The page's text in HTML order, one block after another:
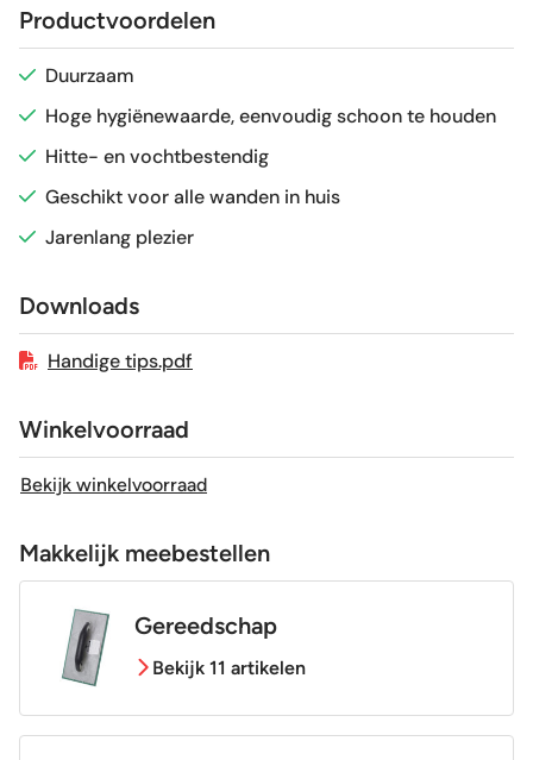
Glans / Mat Glans
Gerectificeerd Nee
Vorstbestendig
Productvoordelen
Duurzaam
Hoge hygiënewaarde, eenvoudig schoon te houden
Hitte- en vochtbestendig
Geschikt voor alle wanden in huis
Jarenlang plezier
Downloads
Handige tips.pdf
Winkelvoorraad
Bekijk winkelvoorraad
Makkelijk meebestellen
Gereedschap
Bekijk 11 artikelen